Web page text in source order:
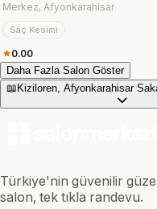
Merkez, Afyonkarahisar
Saç Kesimi
0.00
Daha Fazla Salon Göster
📖 Kiziloren, Afyonkarahisar
Türkiye'nin güvenilir
salon, tek tıkla randevu.